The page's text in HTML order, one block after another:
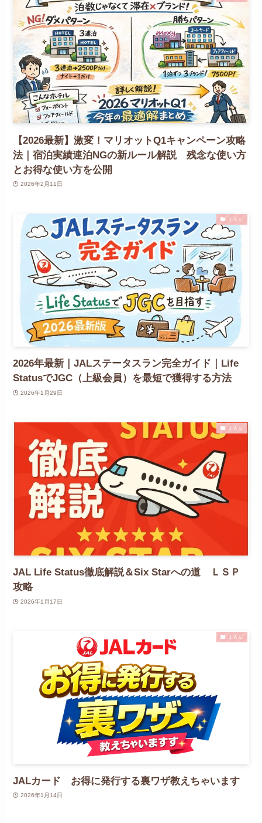
【2026最新】激変！マリオットQ1キャンペーン攻略
法｜宿泊実績連泊NGの新ルール解説 残念な使い方
とお得な使い方を公開
2026年2月11日
ＪＡＬ
2026年最新｜JALステータスラン完全ガイド｜Life
StatusでJGC（上級会員）を最短で獲得する方法
2026年1月29日
ＪＡＬ
JAL Life Status徹底解説＆Six Starへの道 ＬＳＰ
攻略
2026年1月17日
ＪＡＬ
JALカード お得に発行する裏ワザ教えちゃいます
2026年1月14日